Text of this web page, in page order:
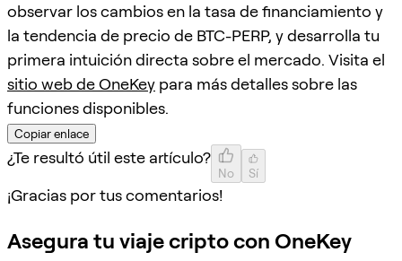
observar los cambios en la tasa de financiamiento y
la tendencia de precio de BTC-PERP, y desarrolla tu
primera intuición directa sobre el mercado. Visita el
sitio web de OneKey para más detalles sobre las
funciones disponibles.
Copiar enlace
¿Te resultó útil este artículo?
No Sí
¡Gracias por tus comentarios!
Asegura tu viaje cripto con OneKey